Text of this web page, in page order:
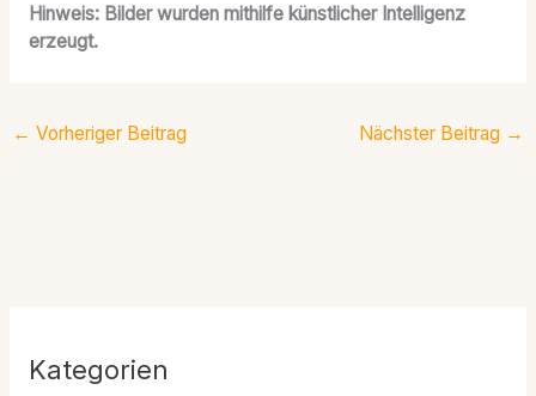
Hinweis: Bilder wurden mithilfe künstlicher Intelligenz
erzeugt.
← Vorheriger Beitrag Nächster Beitrag →
Kategorien